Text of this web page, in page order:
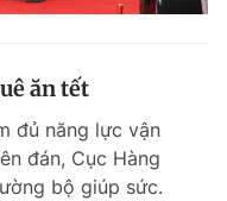
ăn tết
đủ năng lực vận
đán, Cục Hàng
bộ giúp sức.